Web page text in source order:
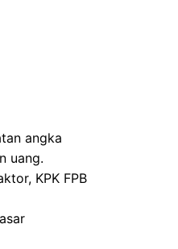
angka
uang.
KPK FPB